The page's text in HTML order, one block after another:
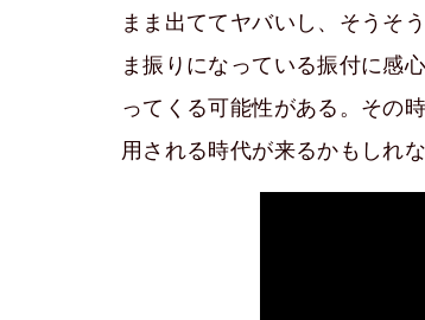
まま出ててヤバいし、そうそ
ま振りになっている振付に感
ってくる可能性がある。その
用される時代が来るかもしれ